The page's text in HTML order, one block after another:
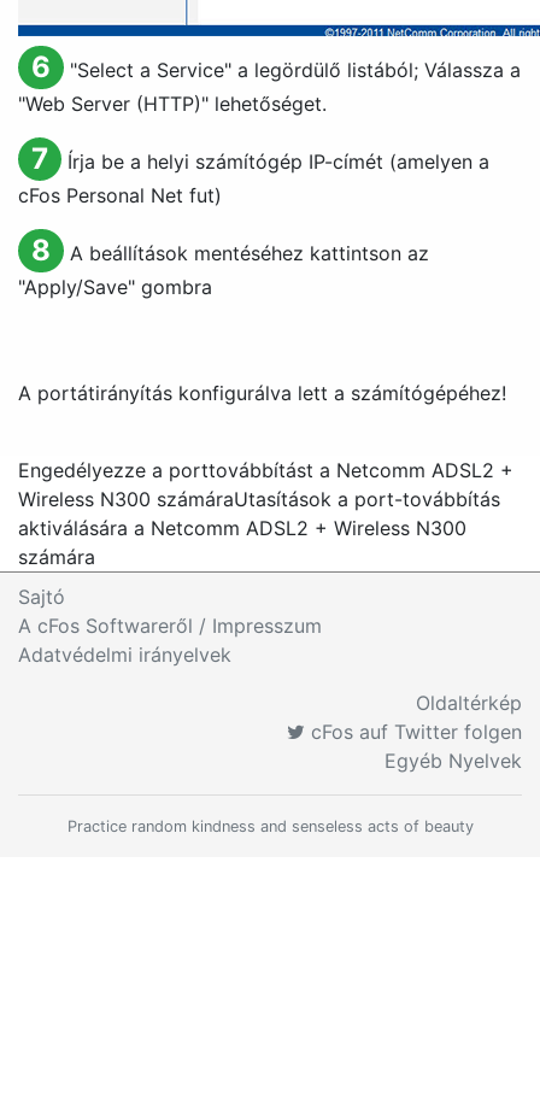
6 "Select a Service" a legördülő listából; Válassza a
"Web Server (HTTP)" lehetőséget.
7
Írja be a helyi számítógép IP-címét (amelyen a
cFos Personal Net fut)
8
A beállítások mentéséhez kattintson az
"Apply/Save" gombra
A portátirányítás konfigurálva lett a számítógépéhez!
Engedélyezze a porttovábbítást a Netcomm ADSL2 +
Wireless N300 számáraUtasítások a port-továbbítás
aktiválására a Netcomm ADSL2 + Wireless N300
számára
Sajtó
A cFos Softwareről / Impresszum
Adatvédelmi irányelvek
Oldaltérkép
cFos auf Twitter folgen
Egyéb Nyelvek
Practice random kindness and senseless acts of beauty